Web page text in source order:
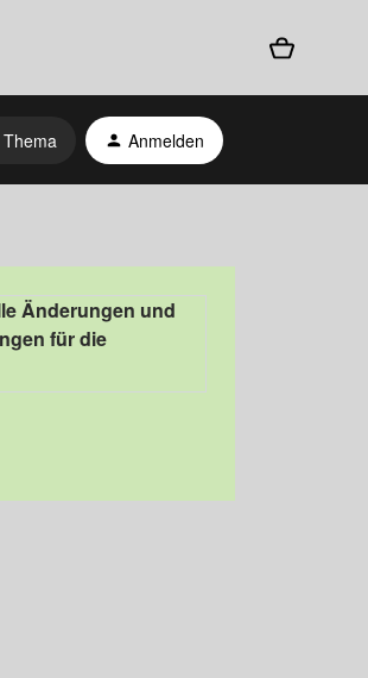
Anmelden
Änderungen und
für die